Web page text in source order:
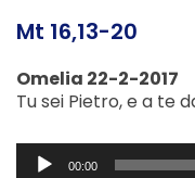
Mt 16,13-20
Omelia 22-2-2017
Tu sei Pietro, e a te
Audio
00:00